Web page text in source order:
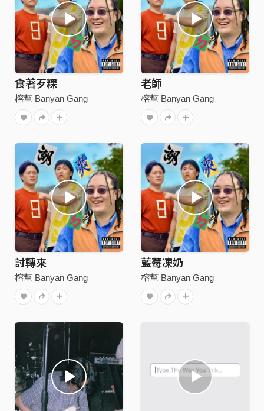
食著歹粿
榕幫 Banyan Gang
老師
榕幫 Banyan Gang
討轉來
榕幫 Banyan Gang
藍莓凍奶
榕幫 Banyan Gang